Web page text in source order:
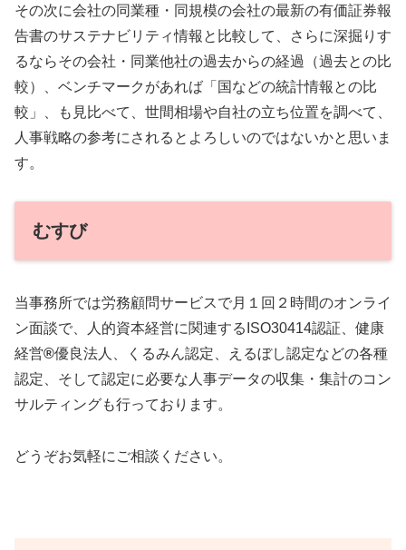
その次に会社の同業種・同規模の会社の最新の有価証券報
告書のサステナビリティ情報と比較して、さらに深掘りす
るならその会社・同業他社の過去からの経過（過去との比
較）、ベンチマークがあれば「国などの統計情報との比
較」、も見比べて、世間相場や自社の立ち位置を調べて、
人事戦略の参考にされるとよろしいのではないかと思いま
す。
むすび
当事務所では労務顧問サービスで月１回２時間のオンライ
ン面談で、人的資本経営に関連するISO30414認証、健康
経営®優良法人、くるみん認定、えるぼし認定などの各種
認定、そして認定に必要な人事データの収集・集計のコン
サルティングも行っております。
どうぞお気軽にご相談ください。